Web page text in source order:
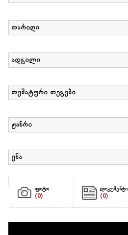
თარიღი
ადგილი
თემატური თეგები
ჟანრი
ენა
ფოტო
(0)
დოკუმენტი
(0)